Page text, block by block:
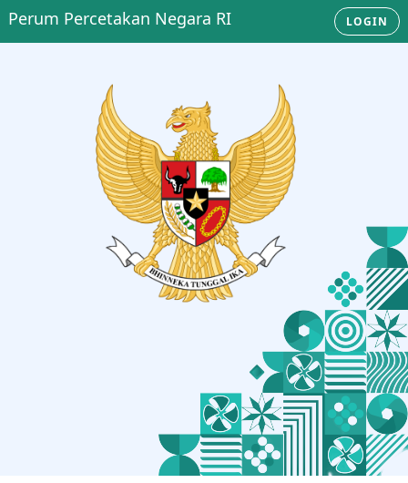
Perum Percetakan Negara RI LOGIN